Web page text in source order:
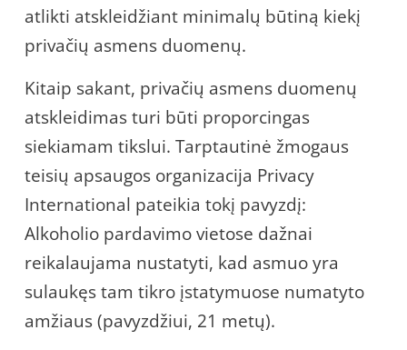
atlikti atskleidžiant minimalų būtiną kiekį
privačių asmens duomenų.
Kitaip sakant, privačių asmens duomenų
atskleidimas turi būti proporcingas
siekiamam tikslui. Tarptautinė žmogaus
teisių apsaugos organizacija Privacy
International pateikia tokį pavyzdį:
Alkoholio pardavimo vietose dažnai
reikalaujama nustatyti, kad asmuo yra
sulaukęs tam tikro įstatymuose numatyto
amžiaus (pavyzdžiui, 21 metų).